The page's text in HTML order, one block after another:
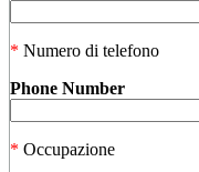
* Numero di telefono
Phone Number
* Occupazione